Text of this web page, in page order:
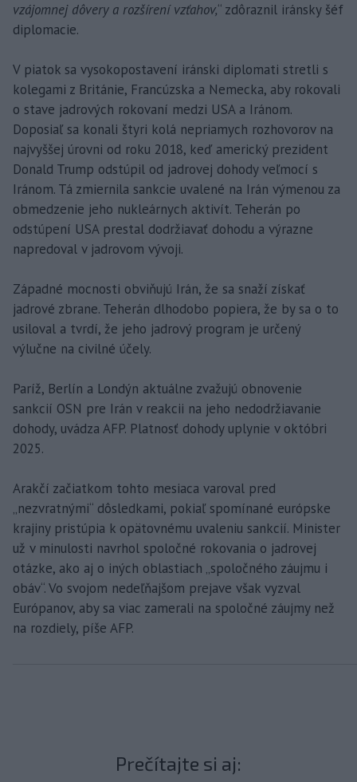
vzájomnej dôvery a rozšírení vzťahov,“ zdôraznil iránsky šéf
diplomacie.
V piatok sa vysokopostavení iránski diplomati stretli s
kolegami z Británie, Francúzska a Nemecka, aby rokovali
o stave jadrových rokovaní medzi USA a Iránom.
Doposiaľ sa konali štyri kolá nepriamych rozhovorov na
najvyššej úrovni od roku 2018, keď americký prezident
Donald Trump odstúpil od jadrovej dohody veľmocí s
Iránom. Tá zmiernila sankcie uvalené na Irán výmenou za
obmedzenie jeho nukleárnych aktivít. Teherán po
odstúpení USA prestal dodržiavať dohodu a výrazne
napredoval v jadrovom vývoji.
Západné mocnosti obviňujú Irán, že sa snaží získať
jadrové zbrane. Teherán dlhodobo popiera, že by sa o to
usiloval a tvrdí, že jeho jadrový program je určený
výlučne na civilné účely.
Paríž, Berlín a Londýn aktuálne zvažujú obnovenie
sankcií OSN pre Irán v reakcii na jeho nedodržiavanie
dohody, uvádza AFP. Platnosť dohody uplynie v októbri
2025.
Arakčí začiatkom tohto mesiaca varoval pred
„nezvratnými“ dôsledkami, pokiaľ spomínané európske
krajiny pristúpia k opätovnému uvaleniu sankcií. Minister
už v minulosti navrhol spoločné rokovania o jadrovej
otázke, ako aj o iných oblastiach „spoločného záujmu i
obáv“. Vo svojom nedeľňajšom prejave však vyzval
Európanov, aby sa viac zamerali na spoločné záujmy než
na rozdiely, píše AFP.
Prečítajte si aj: